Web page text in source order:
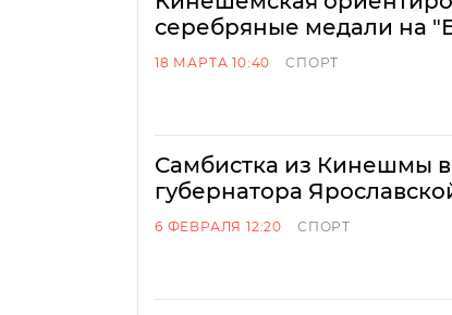
серебряные медали на
18 МАРТА 10:40 СПОРТ
Самбистка из Кинешмы
губернатора
6 ФЕВРАЛЯ 12:20 СПОРТ